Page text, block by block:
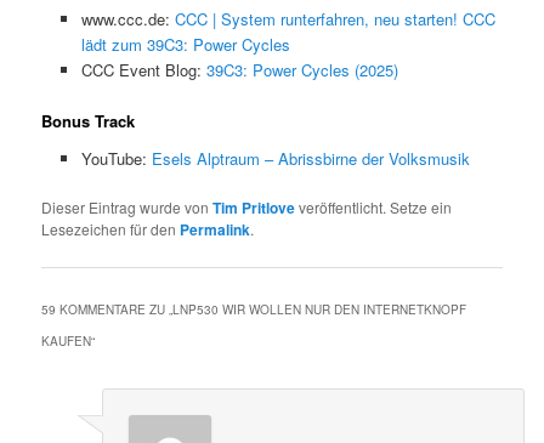
www.ccc.de: CCC | System runterfahren, neu starten! CCC
lädt zum 39C3: Power Cycles
CCC Event Blog: 39C3: Power Cycles (2025)
Bonus Track
YouTube: Esels Alptraum – Abrissbirne der Volksmusik
Dieser Eintrag wurde vonTim Pritloveveröffentlicht. Setze ein
Lesezeichen für den Permalink.
59 KOMMENTARE ZU „LNP530 WIR WOLLEN NUR DEN INTERNETKNOPF
KAUFEN“